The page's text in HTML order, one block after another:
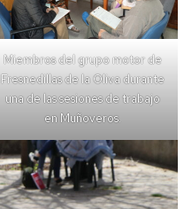
Miembros del grupo motor de
Fresnedillas de la Oliva durante
una de las sesiones de trabajo
en Muñoveros.